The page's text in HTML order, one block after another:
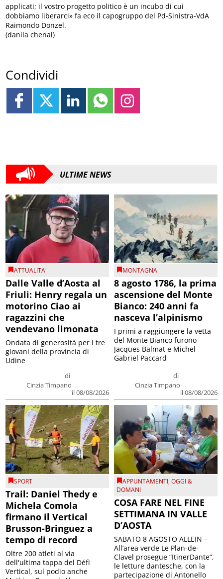
applicati; il vostro progetto politico è un incubo di cui
dobbiamo liberarci» fa eco il capogruppo del Pd-Sinistra-VdA
Raimondo Donzel.
(danila chenal)
Condividi
ULTIME NEWS
ATTUALITA'
Dalle Valle d’Aosta al
Friuli: Henry regala un
motorino Ciao ai
ragazzini che
vendevano limonata
di
Cinzia Timpano
il 08/08/2026
Ondata di generosità per i tre
giovani della provincia di
Udine
MONTAGNA
8 agosto 1786, la prima
ascensione del Monte
Bianco: 240 anni fa
nasceva l’alpinismo
di
Cinzia Timpano
il 08/08/2026
I primi a raggiungere la vetta
del Monte Bianco furono
Jacques Balmat e Michel
Gabriel Paccard
SPORT
Trail: Daniel Thedy e
Michela Comola
firmano il Vertical
Brusson-Bringuez a
tempo di record
Oltre 200 atleti al via
dell'ultima tappa del Défì
Vertical, sul podio anche
APPUNTAMENTI,OGGI &
DOMANI
COSA FARE NEL FINE
SETTIMANA IN VALLE
D’AOSTA
SABATO 8 AGOSTO ALLEIN –
All’area verde Le Plan-de-
Clavel prosegue “ItinerDante”,
le letture dantesche, con la
partecipazione di Antonello